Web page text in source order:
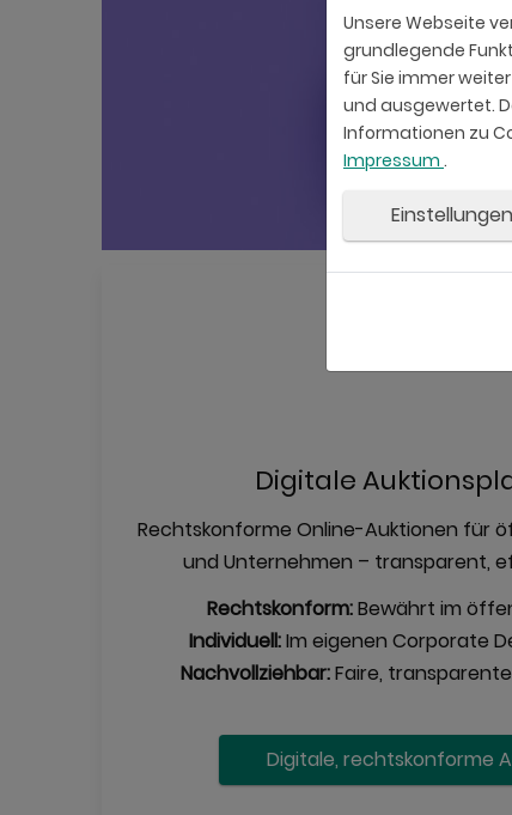
Digitale
Rechtskonforme Online-Auktionen für
und Unternehmen – transparent,
Rechtskonform:Bewährt im
Individuell:Im eigenen Corporate
Nachvollziehbar:Faire,
Digitale, rechtskonforme
Unsere Webseite
grundlegende
für Sie immer
und ausgewertet.
Informationen zu
Impressum .
Einstellungen